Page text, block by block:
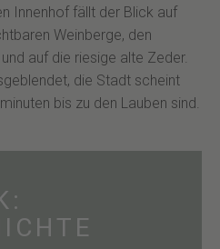
Innenhof fällt der Blick auf
Weinberge, den
auf die riesige alte Zeder.
die Stadt scheint
bis zu den Lauben sind.